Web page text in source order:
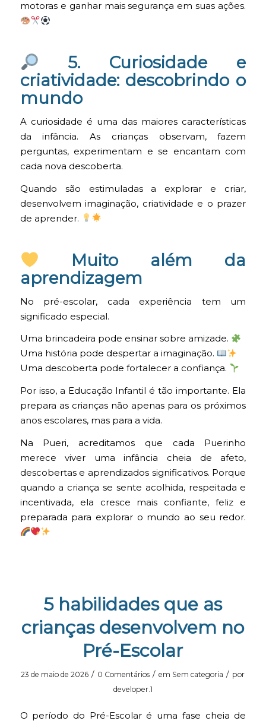
motoras e ganhar mais segurança em suas ações.
5. Curiosidade e
criatividade: descobrindo o
mundo
A curiosidade é uma das maiores características
da infância. As crianças observam, fazem
perguntas, experimentam e se encantam com
cada nova descoberta.
Quando são estimuladas a explorar e criar,
desenvolvem imaginação, criatividade e o prazer
de aprender.
Muito além da
aprendizagem
No pré-escolar, cada experiência tem um
significado especial.
Uma brincadeira pode ensinar sobre amizade.
Uma história pode despertar a imaginação.
Uma descoberta pode fortalecer a confiança.
Por isso, a Educação Infantil é tão importante. Ela
prepara as crianças não apenas para os próximos
anos escolares, mas para a vida.
Na Pueri, acreditamos que cada Puerinho
merece viver uma infância cheia de afeto,
descobertas e aprendizados significativos. Porque
quando a criança se sente acolhida, respeitada e
incentivada, ela cresce mais confiante, feliz e
preparada para explorar o mundo ao seu redor.
5 habilidades que as
crianças desenvolvem no
Pré-Escolar
23 de maio de 2026 / 0 Comentários / em Sem categoria / por
developer.1
O período do Pré-Escolar é uma fase cheia de